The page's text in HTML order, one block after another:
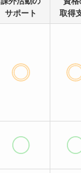
サポート
取得